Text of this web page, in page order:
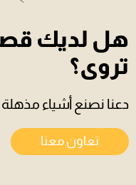
هل لديك
تروى؟
دعنا نصنع أشياء
تعاون معنا